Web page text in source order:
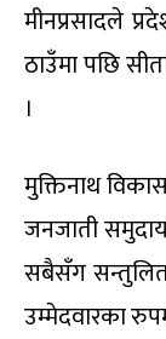
मीनप्रसादले
ठाउँमा पछि
।
मुक्तिनाथ
जनजाती
सबैसँग सन्तुलित
उम्मेदवारका